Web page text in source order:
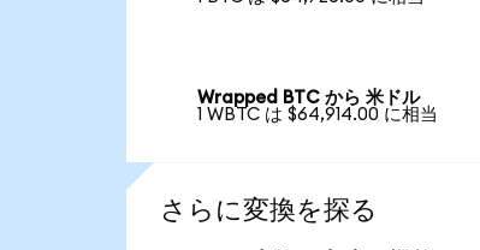
Wrapped BTC から 米ドル
1 WBTC は $64,914.00 に相当
さらに変換を探る